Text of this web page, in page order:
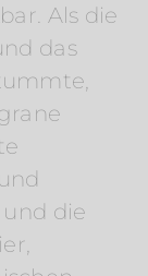
Als die
das
die